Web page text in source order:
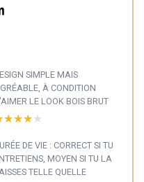
SIMPLE MAIS
À CONDITION
LE LOOK BOIS BRUT
DE VIE : CORRECT SI TU
MOYEN SI TU LA
TELLE QUELLE